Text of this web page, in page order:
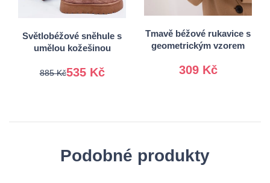
Světlobéžové sněhule s
umělou kožešinou
535 Kč
885 Kč
41
Tmavě béžové rukavice s
geometrickým vzorem
309 Kč
L/XL
Podobné produkty